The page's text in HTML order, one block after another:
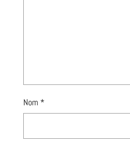
Nom *